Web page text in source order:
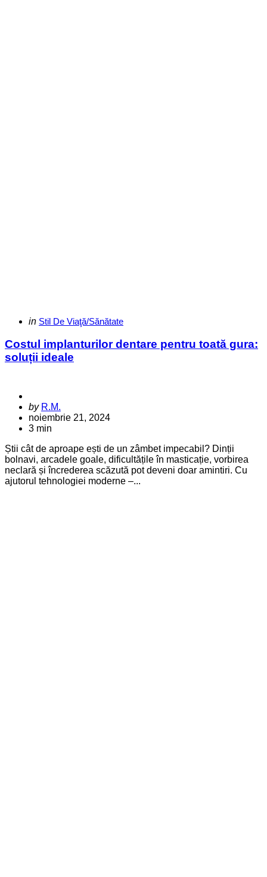
Categories
Posted
in Stil De Viaţă/Sănătate
Costul implanturilor dentare pentru toată gura:
soluții ideale
Posted
by
by R.M.
noiembrie 21, 2024
3 min
Știi cât de aproape ești de un zâmbet impecabil? Dinții
bolnavi, arcadele goale, dificultățile în masticație, vorbirea
neclară și încrederea scăzută pot deveni doar amintiri. Cu
ajutorul tehnologiei moderne –...